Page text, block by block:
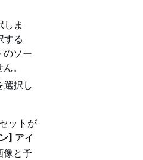
しま
する
のソー
。
選択し
ットが
] アイ
像と予